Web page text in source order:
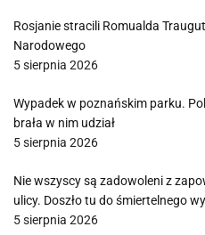
Rosjanie stracili Romualda
Narodowego
5 sierpnia 2026
Wypadek w poznańskim parku.
brała w nim udział
5 sierpnia 2026
Nie wszyscy są zadowoleni z
ulicy. Doszło tu do śmiertelnego
5 sierpnia 2026